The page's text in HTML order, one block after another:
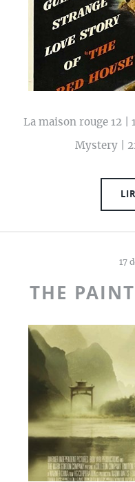
La maison rouge 12
Mystery |
17
THE